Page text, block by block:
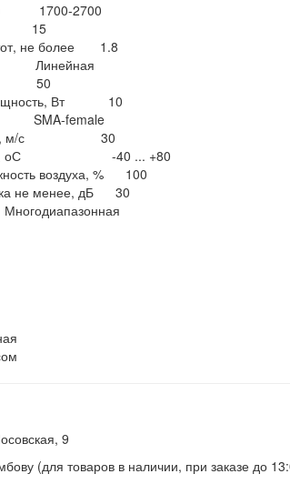
1700-2700
15
не более 1.8
Ом 50
мощность, Вт 10
female
м/с 30
оС -40 ... +80
воздуха, % 100
не менее, дБ 30
9
(для товаров в наличии, при заказе до